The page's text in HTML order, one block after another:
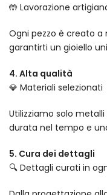
🤲 Lavorazione
Ogni pezzo è creato
garantirti un gioiello
4. Alta qualità
💎 Materiali selezionati
Utilizziamo solo
durata nel tempo e
5. Cura dei dettagli
🔍 Dettagli curati in